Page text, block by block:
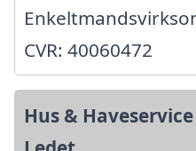
CVR: 40060472
Hus &